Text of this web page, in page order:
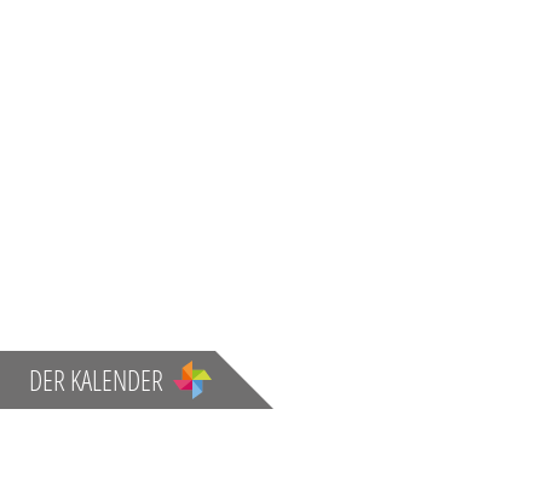
DER KALENDER